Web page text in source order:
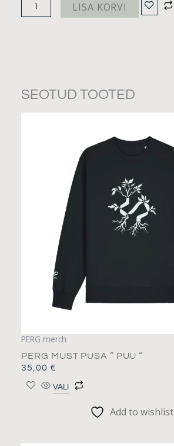
LISA KORVI
SEOTUD TOOTED
PERG merch
PERG MUST PUSA ” PUU “
35,00 €
VALI
tootel
on
varianti.
Valikuid
Add to wishlist